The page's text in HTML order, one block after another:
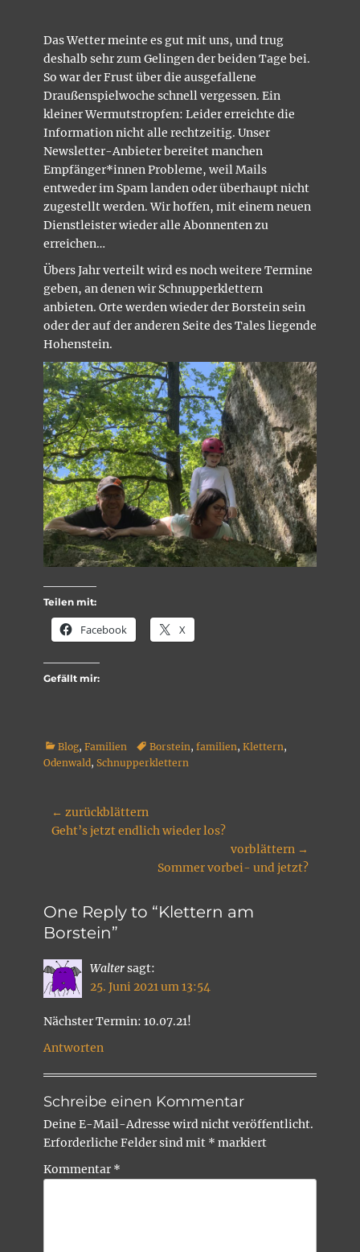
Das Wetter meinte es gut mit uns, und trug
deshalb sehr zum Gelingen der beiden Tage bei.
So war der Frust über die ausgefallene
Draußenspielwoche schnell vergessen. Ein
kleiner Wermutstropfen: Leider erreichte die
Information nicht alle rechtzeitig. Unser
Newsletter-Anbieter bereitet manchen
Empfänger*innen Probleme, weil Mails
entweder im Spam landen oder überhaupt nicht
zugestellt werden. Wir hoffen, mit einem neuen
Dienstleister wieder alle Abonnenten zu
erreichen…
Übers Jahr verteilt wird es noch weitere Termine
geben, an denen wir Schnupperklettern
anbieten. Orte werden wieder der Borstein sein
oder der auf der anderen Seite des Tales liegende
Hohenstein.
Teilen mit:
Facebook X
Gefällt mir:
Kategorien
Blog, Familien TagsBorstein, familien, Klettern,
Odenwald, Schnupperklettern
Beitragsnavigation
← zurückblättern
Vorheriger
Geht’s jetzt endlich wieder los?
vorblättern →
Sommer vorbei- und jetzt?
One Reply to “Klettern am
Borstein”
Waltersagt:
25. Juni 2021 um 13:54
Nächster Termin: 10.07.21!
Antworten
Schreibe einen Kommentar
Deine E-Mail-Adresse wird nicht veröffentlicht.
Erforderliche Felder sind mit * markiert
Kommentar *